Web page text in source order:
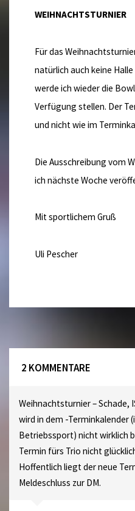
WEIHNACHTSTURNIER
Für das
natürlich auch keine
werde ich wieder die
Verfügung stellen. Der
und nicht wie im
Die Ausschreibung vom
ich nächste Woche
Mit sportlichem Gruß
Uli Pescher
2 KOMMENTARE
Weihnachtsturnier – Schade,
wird in dem -Terminkalender
Betriebssport) nicht wirklich
Termin fürs Trio nicht
Hoffentlich liegt der neue
Meldeschluss zur DM.